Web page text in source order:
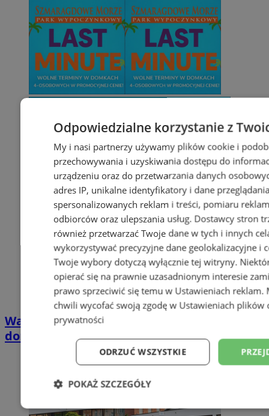
Wakacyjny wypoczynek nad Bałtykiem w
domkach Szmaragdowe Morze
Odpowiedzialne korzystanie z
My i nasi partnerzy używamy plików cookie i
przechowywania i uzyskiwania dostępu do
urządzeniu oraz do przetwarzania danych
adres IP, unikalne identyfikatory i dane
spersonalizowanych reklam i treści, pomiaru
odbiorców oraz ulepszania usług. Dostawcy stron
również przetwarzać Twoje dane w tych i innych
wykorzystywać precyzyjne dane geolokalizacyjne i
Twoje wybory dotyczą wyłącznie tej witryny.
opierać się na prawnie uzasadnionym interesie
prawo sprzeciwić się temu w Ustawieniach reklam.
chwili wycofać swoją zgodę w Ustawieniach plików
prywatności
ODRZUĆ WSZYSTKIE
POKAŻ SZCZEGÓŁY
Niezbędne Wydajność